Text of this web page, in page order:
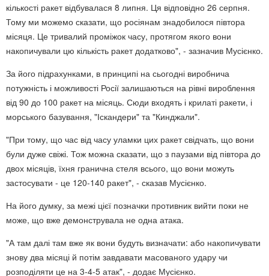
кількості ракет відбувалася 8 липня. Ця відповідно 26 серпня.
Тому ми можемо сказати, що росіянам знадобилося півтора
місяця. Це тривалий проміжок часу, протягом якого вони
накопичували цю кількість ракет додатково", - зазначив Мусієнко.
За його підрахунками, в принципі на сьогодні виробнича
потужність і можливості Росії залишаються на рівні вироблення
від 90 до 100 ракет на місяць. Сюди входять і крилаті ракети, і
морського базування, "Іскандери" та "Кинджали".
"При тому, що час від часу уламки цих ракет свідчать, що вони
були дуже свіжі. Тож можна сказати, що з паузами від півтора до
двох місяців, їхня гранична стеля всього, що вони можуть
застосувати - це 120-140 ракет", - сказав Мусієнко.
На його думку, за межі цієї позначки противник вийти поки не
може, що вже демонструвала не одна атака.
"А там далі там вже як вони будуть визначати: або накопичувати
знову два місяці й потім завдавати масованого удару чи
розподіляти це на 3-4-5 атак", - додає Мусієнко.